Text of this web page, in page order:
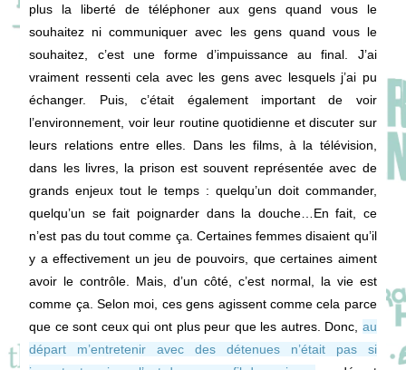
plus la liberté de téléphoner aux gens quand vous le
souhaitez ni communiquer avec les gens quand vous le
souhaitez, c’est une forme d’impuissance au final. J’ai
vraiment ressenti cela avec les gens avec lesquels j’ai pu
échanger. Puis, c’était également important de voir
l’environnement, voir leur routine quotidienne et discuter sur
leurs relations entre elles. Dans les films, à la télévision,
dans les livres, la prison est souvent représentée avec de
grands enjeux tout le temps : quelqu’un doit commander,
quelqu’un se fait poignarder dans la douche…En fait, ce
n’est pas du tout comme ça. Certaines femmes disaient qu’il
y a effectivement un jeu de pouvoirs, que certaines aiment
avoir le contrôle. Mais, d’un côté, c’est normal, la vie est
comme ça. Selon moi, ces gens agissent comme cela parce
que ce sont ceux qui ont plus peur que les autres. Donc, au
départ m’entretenir avec des détenues n’était pas si